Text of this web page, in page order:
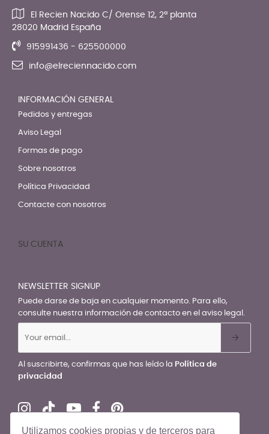
Utilizamos cookies propias y de terceros para
El Recien Nacido C/ Orense 12, 2ª planta
28020 Madrid España
915991436 - 625500000
info@elreciennacido.com
INFORMACIÓN GENERAL
Pedidos y entregas
Aviso Legal
Formas de pago
Sobre nosotros
Política Privacidad
Contacte con nosotros
SU CUENTA
NEWSLETTER SIGNUP
Puede darse de baja en cualquier momento. Para ello,
consulte nuestra información de contacto en el aviso legal.
Al suscribirte, confirmas que has leído la Política de
privacidad